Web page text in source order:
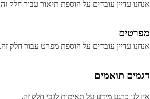
עדיין עובדים על הוספת תיאור עבור חלק זה.
עדיין עובדים על הוספת מפרט עבור חלק זה.
תואמים
לנו כרגע מידע על תאימות לגבי חלק זה.